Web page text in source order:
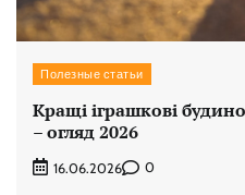
Полезные статьи
Кращі іграшкові
– огляд 2026
16.06.2026 0